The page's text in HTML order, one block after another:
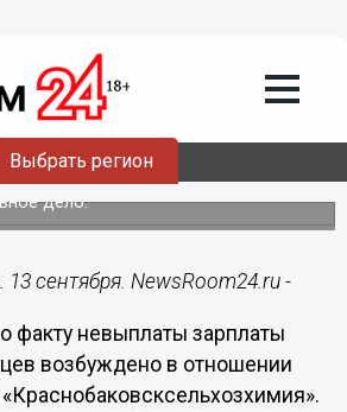
Выбрать регион
компанию
зарплаты
дело.
сентября. NewsRoom24.ru -
факту невыплаты зарплаты
возбуждено в отношении